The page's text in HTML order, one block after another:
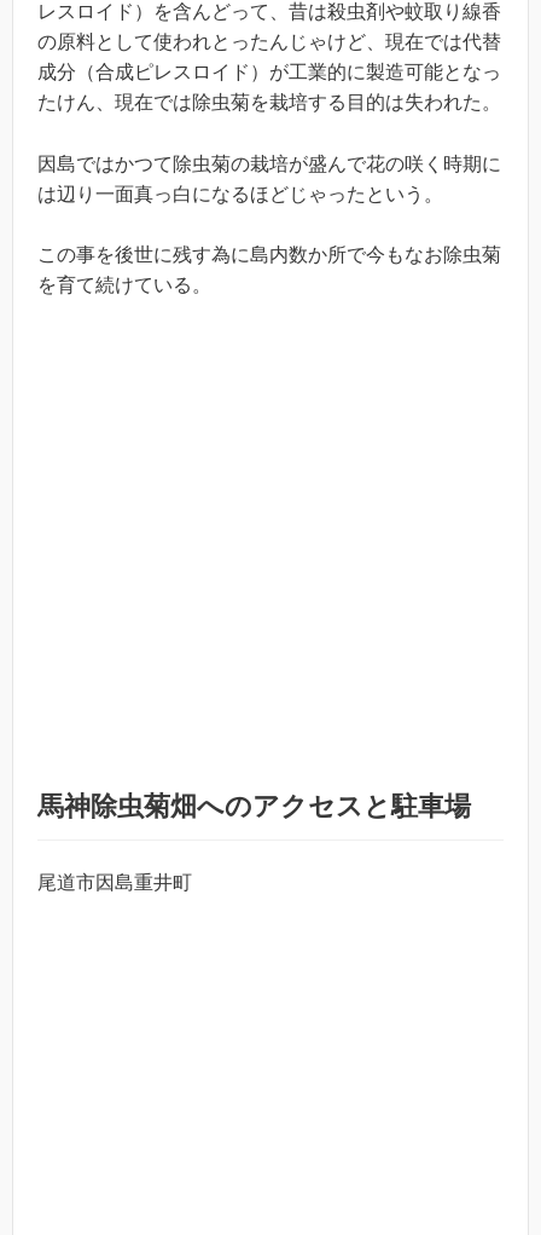
レスロイド）を含んどって、昔は殺虫剤や蚊取り線香
の原料として使われとったんじゃけど、現在では代替
成分（合成ピレスロイド）が工業的に製造可能となっ
たけん、現在では除虫菊を栽培する目的は失われた。
因島ではかつて除虫菊の栽培が盛んで花の咲く時期に
は辺り一面真っ白になるほどじゃったという。
この事を後世に残す為に島内数か所で今もなお除虫菊
を育て続けている。
馬神除虫菊畑へのアクセスと駐車場
尾道市因島重井町